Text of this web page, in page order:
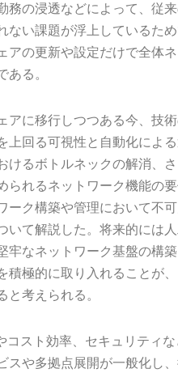
務の浸透などによって、従
ない課題が浮上しているた
アの更新や設定だけで全体
ある。
アに移行しつつある今、技
上回る可視性と自動化によ
けるボトルネックの解消、
られるネットワーク機能の
ーク構築や管理において不
て解説した。将来的には
牢なネットワーク基盤の構
極的に取り入れることが
考えられる。
スト効率、セキュリティ
スや多拠点展開が一般化し